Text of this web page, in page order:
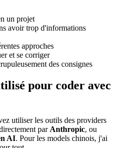
un projet
avoir trop d'informations
approches
et se corriger
des consignes
pour coder avec
utiliser les outils des providers
par Anthropic, ou
AI. Pour les models chinois, j'ai